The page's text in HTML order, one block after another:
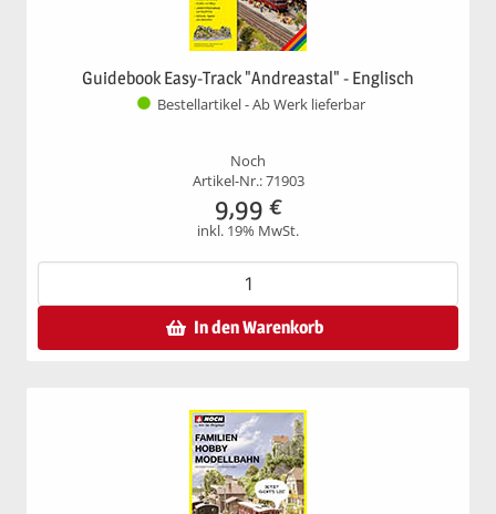
Guidebook Easy-Track "Andreastal" - Englisch
Bestellartikel - Ab Werk lieferbar
Noch
Artikel-Nr.: 71903
9,99 €
inkl. 19% MwSt.
In den Warenkorb